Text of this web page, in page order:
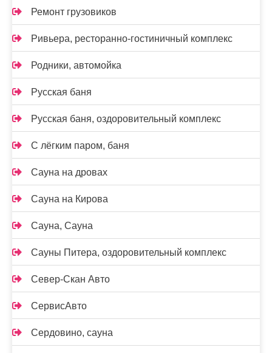
Ремонт грузовиков
Ривьера, ресторанно-гостиничный комплекс
Родники, автомойка
Русская баня
Русская баня, оздоровительный комплекс
С лёгким паром, баня
Сауна на дровах
Сауна на Кирова
Сауна, Сауна
Сауны Питера, оздоровительный комплекс
Север-Скан Авто
СервисАвто
Сердовино, сауна